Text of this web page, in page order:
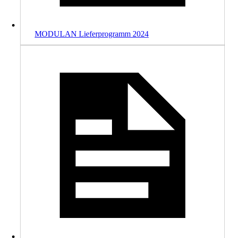
MODULAN Lieferprogramm 2024